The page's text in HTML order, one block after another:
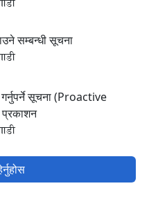
सम्बन्धी सूचना
सूचना (Proactive